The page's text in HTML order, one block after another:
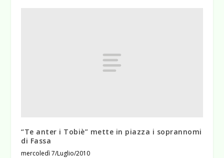
“Te anter i Tobiè” mette in piazza i soprannomi
di Fassa
mercoledì 7/Luglio/2010